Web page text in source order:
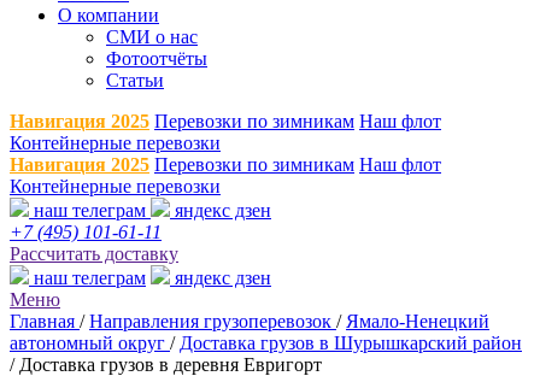
О компании
СМИ о нас
Фотоотчёты
Статьи
Навигация 2025 Перевозки по зимникам Наш флот
Контейнерные перевозки
Навигация 2025 Перевозки по зимникам Наш флот
Контейнерные перевозки
наш телеграм
яндекс дзен
+7 (495) 101-61-11
Рассчитать доставку
наш телеграм
яндекс дзен
Меню
Главная /Направления грузоперевозок / Ямало-Ненецкий
автономный округ / Доставка грузов в Шурышкарский район
/ Доставка грузов в деревня Евригорт